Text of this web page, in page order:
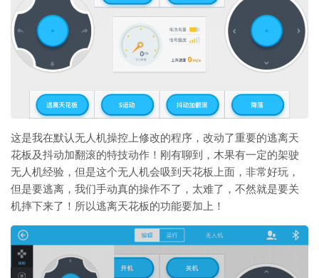
这是我在默认无人机操控上修改的程序，改动了重要的逃离天
花板及抖动加翻滚的特技动作！刚有聊到，木果有一定的架驶
无人机经验，但是这个无人机会吸到天花板上面，非常好玩，
但是要逃离，我们手动真的操作不了，太难了，不然就是要关
机摔下来了！所以逃离天花板的功能要加上！